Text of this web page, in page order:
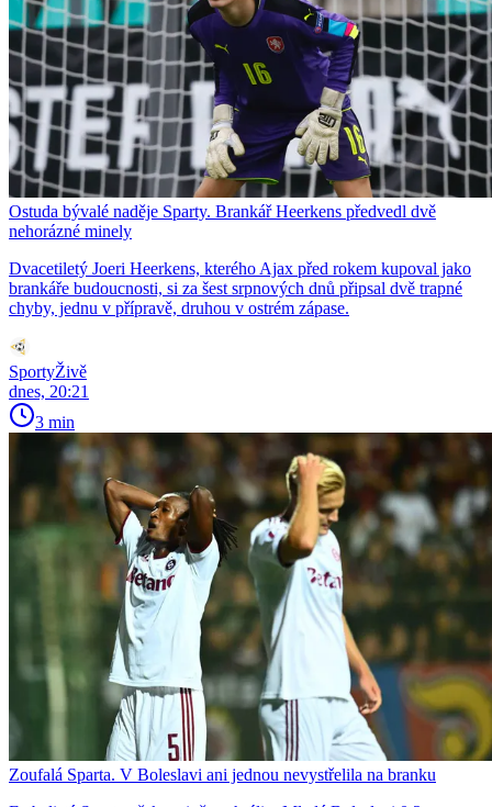
Ostuda bývalé naděje Sparty. Brankář Heerkens předvedl dvě
nehorázné minely
Dvacetiletý Joeri Heerkens, kterého Ajax před rokem kupoval jako
brankáře budoucnosti, si za šest srpnových dnů připsal dvě trapné
chyby, jednu v přípravě, druhou v ostrém zápase.
SportyŽivě
dnes, 20:21
3 min
Zoufalá Sparta. V Boleslavi ani jednou nevystřelila na branku